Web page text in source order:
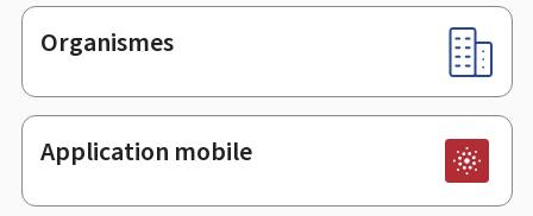
Organismes
Application mobile